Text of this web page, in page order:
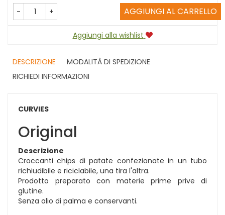
- + AGGIUNGI AL CARRELLO
Aggiungi alla wishlist
DESCRIZIONE
MODALITÀ DI SPEDIZIONE
RICHIEDI INFORMAZIONI
CURVIES
Original
Descrizione
Croccanti chips di patate confezionate in un tubo
richiudibile e riciclabile, una tira l'altra.
Prodotto preparato con materie prime prive di
glutine.
Senza olio di palma e conservanti.